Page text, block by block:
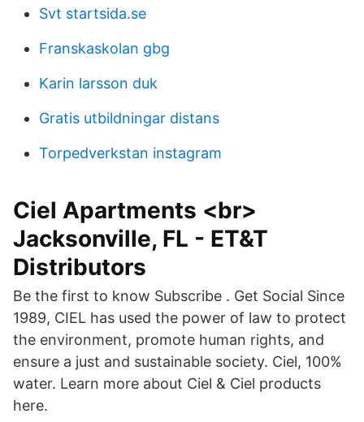
Svt startsida.se
Franskaskolan gbg
Karin larsson duk
Gratis utbildningar distans
Torpedverkstan instagram
Ciel Apartments <br>
Jacksonville, FL - ET&T
Distributors
Be the first to know Subscribe . Get Social Since
1989, CIEL has used the power of law to protect
the environment, promote human rights, and
ensure a just and sustainable society. Ciel, 100%
water. Learn more about Ciel & Ciel products
here.